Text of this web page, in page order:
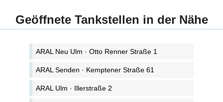
Geöffnete Tankstellen in der Nähe
ARAL Neu Ulm · Otto Renner Straße 1
ARAL Senden · Kemptener Straße 61
ARAL Ulm · Illerstraße 2